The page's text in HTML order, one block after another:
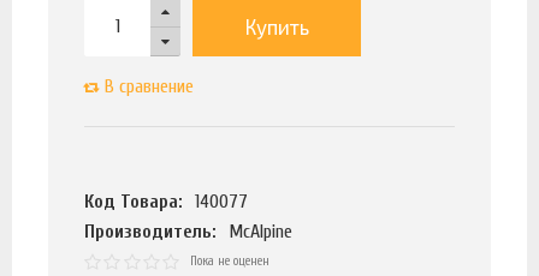
Купить
В сравнение
Код Товара:
140077
Производитель:
McAlpine
Пока не оценен